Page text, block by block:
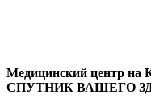
Медицинский центр
СПУТНИК ВАШЕГО